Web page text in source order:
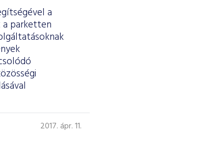
a
a parketten
2017. ápr. 11.